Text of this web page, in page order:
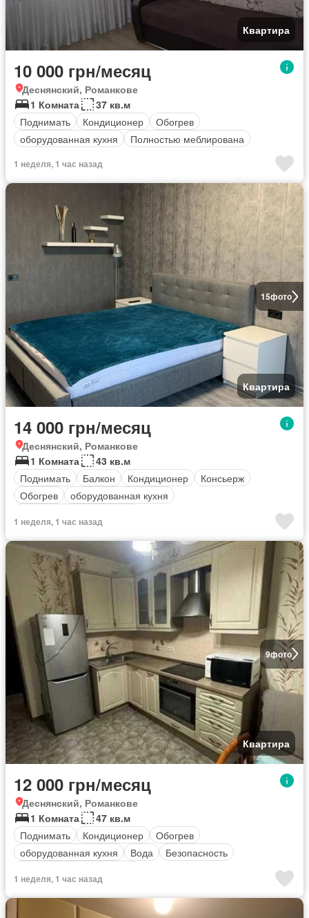
Квартира
10 000 грн/месяц
Деснянский, Романкове
1 Комната
37 кв.м
Поднимать
Кондиционер
Обогрев
оборудованная кухня
Полностью меблирована
1 неделя, 1 час назад
15фото
Квартира
14 000 грн/месяц
Деснянский, Романкове
1 Комната
43 кв.м
Поднимать
Балкон Кондиционер
Консьерж
Обогрев
оборудованная кухня
1 неделя, 1 час назад
9фото
Квартира
12 000 грн/месяц
Деснянский, Романкове
1 Комната
47 кв.м
Поднимать
Кондиционер
Обогрев
оборудованная кухня
Вода
Безопасность
1 неделя, 1 час назад